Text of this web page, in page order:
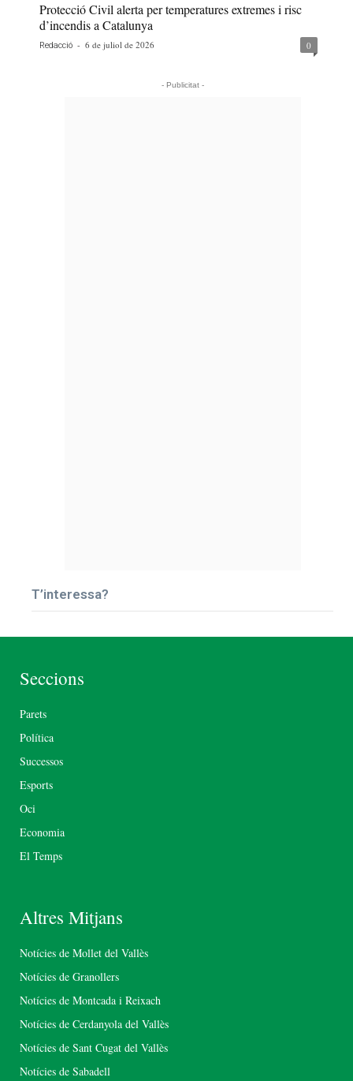
Protecció Civil alerta per temperatures extremes i risc
d’incendis a Catalunya
Redacció - 6 de juliol de 2026 0
- Publicitat -
T’interessa?
Seccions
Parets
Política
Successos
Esports
Oci
Economia
El Temps
Altres Mitjans
Notícies de Mollet del Vallès
Notícies de Granollers
Notícies de Montcada i Reixach
Notícies de Cerdanyola del Vallès
Notícies de Sant Cugat del Vallès
Notícies de Sabadell